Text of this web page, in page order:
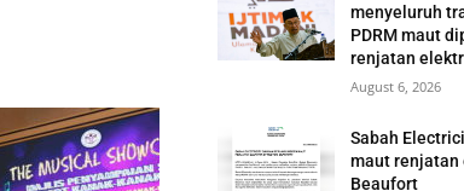
menyeluruh
PDRM maut
renjatan
August 6, 2026
Sabah
maut renjatan
Beaufort